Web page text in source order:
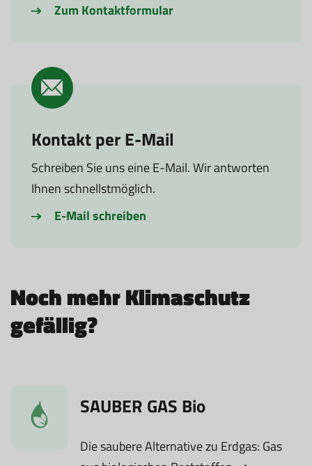
Zum Kontaktformular
Kontakt per E-Mail
Schreiben Sie uns eine E-Mail. Wir antworten
Ihnen schnellstmöglich.
E-Mail schreiben
Noch mehr Klimaschutz
gefällig?
SAUBER GAS Bio
Die saubere Alternative zu Erdgas: Gas